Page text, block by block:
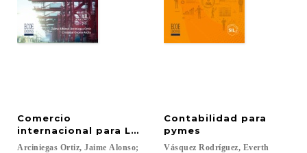
Comercio
internacional para Latinoamérica
Arciniegas Ortiz, Jaime Alonso;
Contabilidad para
pymes
Vásquez Rodríguez, Everth